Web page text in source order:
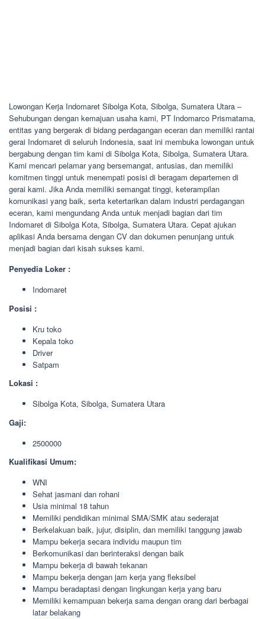
Lowongan Kerja Indomaret Sibolga Kota, Sibolga, Sumatera Utara –
Sehubungan dengan kemajuan usaha kami, PT Indomarco Prismatama,
entitas yang bergerak di bidang perdagangan eceran dan memiliki rantai
gerai Indomaret di seluruh Indonesia, saat ini membuka lowongan untuk
bergabung dengan tim kami di Sibolga Kota, Sibolga, Sumatera Utara.
Kami mencari pelamar yang bersemangat, antusias, dan memiliki
komitmen tinggi untuk menempati posisi di beragam departemen di
gerai kami. Jika Anda memiliki semangat tinggi, keterampilan
komunikasi yang baik, serta ketertarikan dalam industri perdagangan
eceran, kami mengundang Anda untuk menjadi bagian dari tim
Indomaret di Sibolga Kota, Sibolga, Sumatera Utara. Cepat ajukan
aplikasi Anda bersama dengan CV dan dokumen penunjang untuk
menjadi bagian dari kisah sukses kami.
Penyedia Loker :
Indomaret
Posisi :
Kru toko
Kepala toko
Driver
Satpam
Lokasi :
Sibolga Kota, Sibolga, Sumatera Utara
Gaji:
2500000
Kualifikasi Umum:
WNI
Sehat jasmani dan rohani
Usia minimal 18 tahun
Memiliki pendidikan minimal SMA/SMK atau sederajat
Berkelakuan baik, jujur, disiplin, dan memiliki tanggung jawab
Mampu bekerja secara individu maupun tim
Berkomunikasi dan berinteraksi dengan baik
Mampu bekerja di bawah tekanan
Mampu bekerja dengan jam kerja yang fleksibel
Mampu beradaptasi dengan lingkungan kerja yang baru
Memiliki kemampuan bekerja sama dengan orang dari berbagai
latar belakang